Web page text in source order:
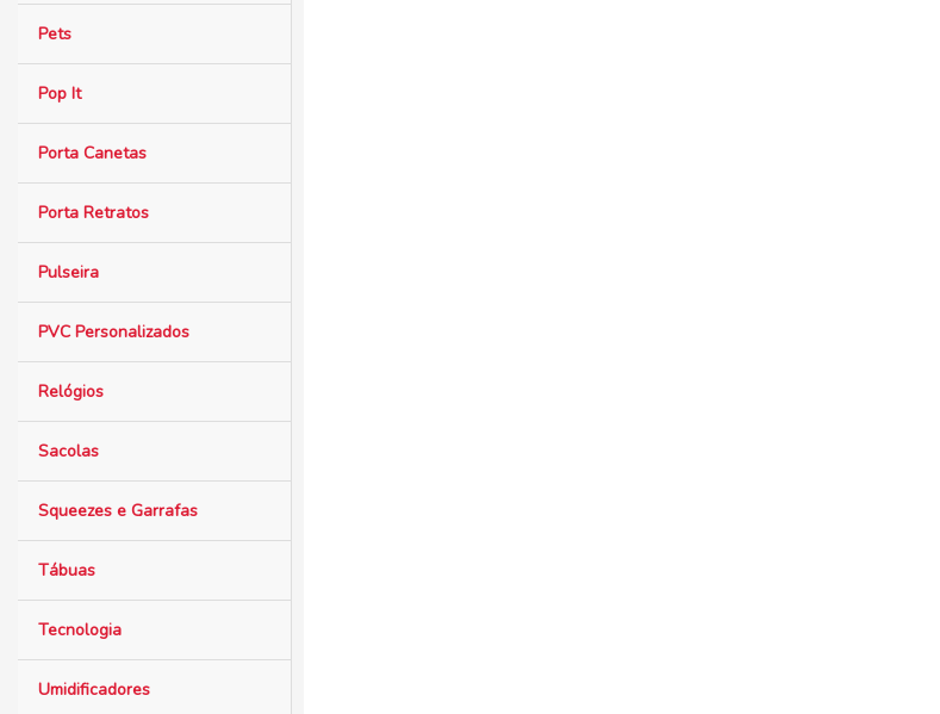
Pets
Pop It
Porta Canetas
Porta Retratos
Pulseira
PVC Personalizados
Relógios
Sacolas
Squeezes e Garrafas
Tábuas
Tecnologia
Umidificadores